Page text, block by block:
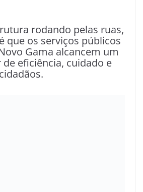
rodando pelas ruas,
que os serviços públicos
Gama alcancem um
eficiência, cuidado e